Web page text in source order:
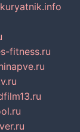
kuryatnik.info
fitness.ru